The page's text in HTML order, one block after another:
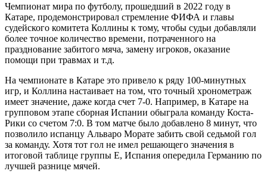
Чемпионат мира по футболу, прошедший в 2022 году в
Катаре, продемонстрировал стремление ФИФА и главы
судейского комитета Коллины к тому, чтобы судьи добавляли
более точное количество времени, потраченного на
празднование забитого мяча, замену игроков, оказание
помощи при травмах и т.д.
На чемпионате в Катаре это привело к ряду 100-минутных
игр, и Коллина настаивает на том, что точный хронометраж
имеет значение, даже когда счет 7-0. Например, в Катаре на
групповом этапе сборная Испании обыграла команду Коста-
Рики со счетом 7:0. В том матче было добавлено 8 минут, что
позволило испанцу Альваро Морате забить свой седьмой гол
за команду. Хотя тот гол не имел решающего значения в
итоговой таблице группы E, Испания опередила Германию по
лучшей разнице мячей.